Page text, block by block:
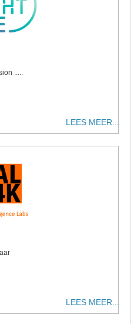
.....
LEES MEER...
LEES MEER...